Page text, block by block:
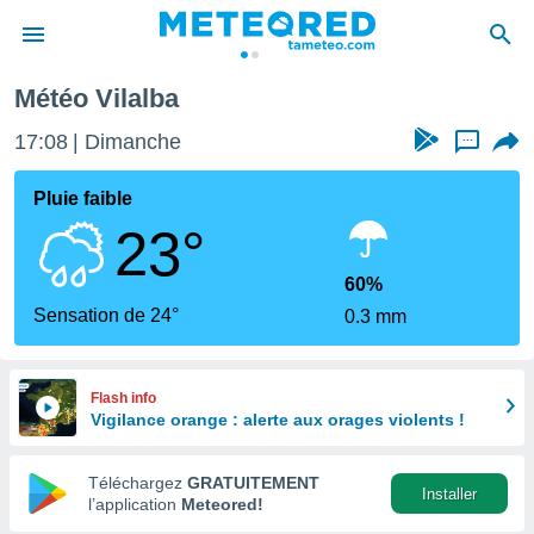
de
par
Météo Vilalba
17:08 Dimanche ...
Pluie faible
23°
Sensation de 24°
60%
0.3 mm
Flash info
Vigilance orange : alerte aux orages violents !
Téléchargez GRATUITEMENT
l’application Meteored!
Installer